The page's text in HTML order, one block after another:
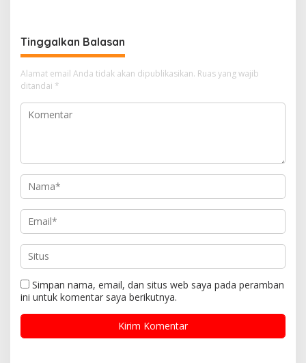
Tinggalkan Balasan
Alamat email Anda tidak akan dipublikasikan. Ruas yang wajib
ditandai *
Simpan nama, email, dan situs web saya pada peramban
ini untuk komentar saya berikutnya.